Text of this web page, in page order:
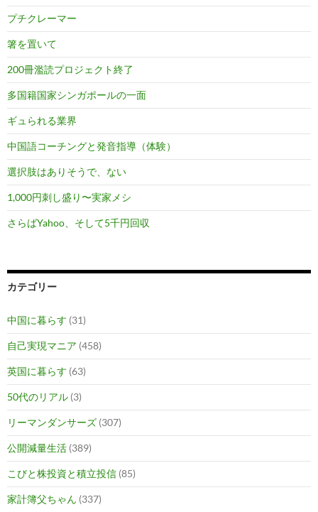
プチクレーマー
箸を置いて
200冊濫読プロジェクト終了
多国籍国家シンガポールの一面
ギュられる業界
中国語コーチングと発音指導（体験）
選択肢はありそうで、ない
1,000円刺し盛り〜実家メシ
さらばYahoo、そして5千円回収
カテゴリー
中国に暮らす (31)
自己実現マニア (458)
英国に暮らす (63)
50代のリアル (3)
リーマンダンサーズ (307)
公開減量生活 (389)
こびと株投資と積立投信 (85)
家計簿父ちゃん (337)